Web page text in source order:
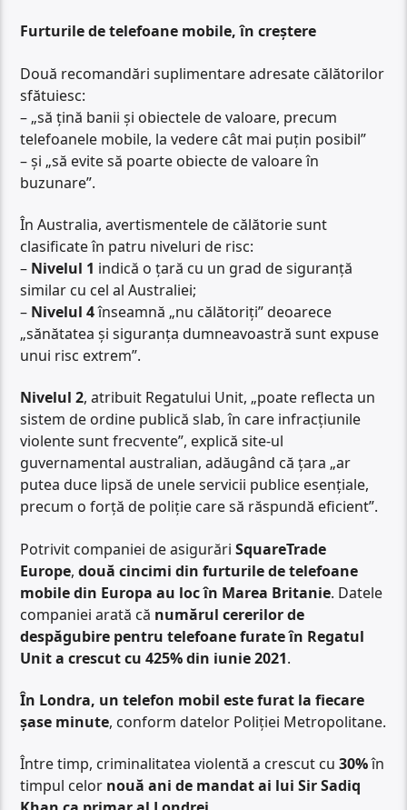
Furturile de telefoane mobile, în creștere
Două recomandări suplimentare adresate călătorilor
sfătuiesc:
– „să țină banii și obiectele de valoare, precum
telefoanele mobile, la vedere cât mai puțin posibil”
– și „să evite să poarte obiecte de valoare în
buzunare”.
În Australia, avertismentele de călătorie sunt
clasificate în patru niveluri de risc:
– Nivelul 1 indică o țară cu un grad de siguranță
similar cu cel al Australiei;
– Nivelul 4înseamnă „nu călătoriți” deoarece
„sănătatea și siguranța dumneavoastră sunt expuse
unui risc extrem”.
Nivelul 2, atribuit Regatului Unit, „poate reflecta un
sistem de ordine publică slab, în care infracțiunile
violente sunt frecvente”, explică site-ul
guvernamental australian, adăugând că țara „ar
putea duce lipsă de unele servicii publice esențiale,
precum o forță de poliție care să răspundă eficient”.
Potrivit companiei de asigurăriSquareTrade
Europe,două cincimi din furturile de telefoane
mobile din Europa au loc în Marea Britanie. Datele
companiei arată că numărul cererilor de
despăgubire pentru telefoane furate în Regatul
Unit a crescut cu 425% din iunie 2021.
În Londra, un telefon mobil este furat la fiecare
șase minute, conform datelor Poliției Metropolitane.
Între timp, criminalitatea violentă a crescut cu30%în
timpul celor nouă ani de mandat ai lui Sir Sadiq